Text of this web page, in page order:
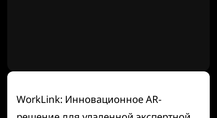
WorkLink: Инновационное AR-